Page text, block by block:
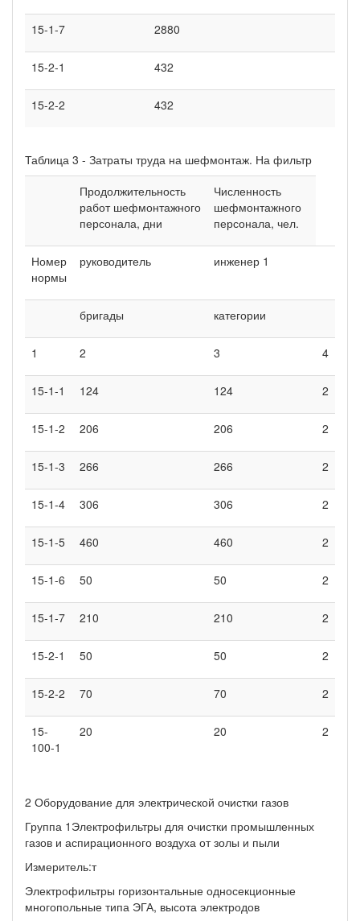
15-1-7 2880
15-2-1 432
15-2-2 432
Таблица 3 - Затраты труда на шефмонтаж. На фильтр
Продолжительность
работ шефмонтажного
персонала, дни
Численность
шефмонтажного
персонала, чел.
Номер
нормы
руководитель инженер 1
бригады категории
1 2 3 4
15-1-1 124 124 2
15-1-2 206 206 2
15-1-3 266 266 2
15-1-4 306 306 2
15-1-5 460 460 2
15-1-6 50 50 2
15-1-7 210 210 2
15-2-1 50 50 2
15-2-2 70 70 2
15-
100-1
20 20 2
2 Оборудование для электрической очистки газов
Группа 1Электрофильтры для очистки промышленных
газов и аспирационного воздуха от золы и пыли
Измеритель:т
Электрофильтры горизонтальные односекционные
многопольные типа ЭГА, высота электродов